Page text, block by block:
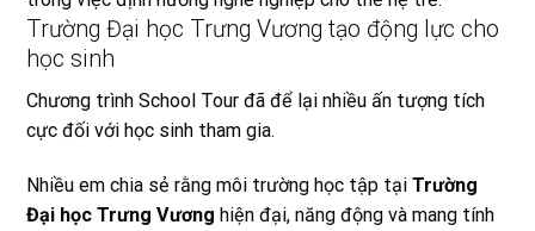
Trường Đại học Trưng Vương tạo động lực cho
học sinh
Chương trình School Tour đã để lại nhiều ấn tượng tích
cực đối với học sinh tham gia.
Nhiều em chia sẻ rằng môi trường học tập tại Trường
Đại học Trưng Vương hiện đại, năng động và mang tính